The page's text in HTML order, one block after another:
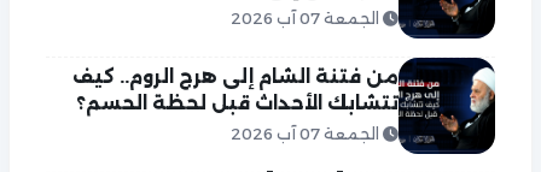
الجمعة 07 آب 2026
من فتنة الشام إلى هرج الروم.. كيف
تتشابك الأحداث قبل لحظة الحسم؟
الجمعة 07 آب 2026